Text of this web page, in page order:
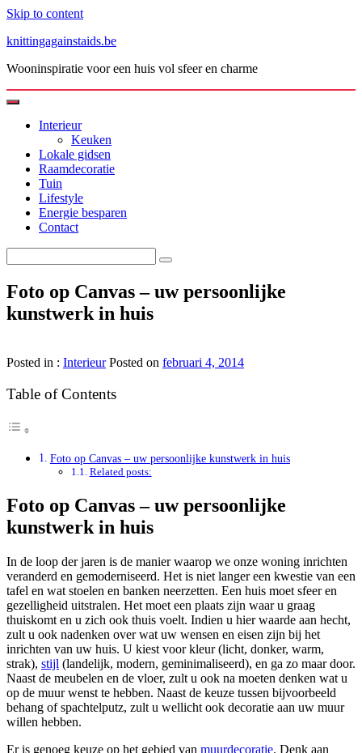
Skip to content
knittingagainstaids.be
Wooninspiratie voor een huis vol sfeer en charme
Interieur
Keuken
Lokale gidsen
Raamdecoratie
Tuin
Lifestyle
Energie besparen
Contact
Foto op Canvas – uw persoonlijke
kunstwerk in huis
Posted in : Interieur Posted on februari 4, 2014
Table of Contents
Foto op Canvas – uw persoonlijke kunstwerk in huis
Related posts:
Foto op Canvas – uw persoonlijke
kunstwerk in huis
In de loop der jaren is de manier waarop we onze woning inrichten
veranderd en gemoderniseerd. Het is niet langer een kwestie van een
tafel en wat stoelen en banken neerzetten. Een huis moet sfeer en
gezelligheid uitstralen. Het moet een plaats zijn waar u graag
thuiskomt en u zich ook thuis voelt. Indien u hier waarde aan hecht,
zult u ook nadenken over wat uw wensen en eisen zijn bij het
inrichten van uw huis. U kiest voor kleur (licht, donker, warm,
strak), stijl (landelijk, modern, geminimaliseerd), en ga zo maar door.
Naast de meubelen en de vloer, zult u ook na moeten denken wat u
op de muur wenst te hebben. Naast de keuze tussen bijvoorbeeld
behang of spachtelputz, zult u wellicht ook decoratie aan uw muur
willen hebben.
Er is genoeg keuze op het gebied van muurdecoratie. Denk aan